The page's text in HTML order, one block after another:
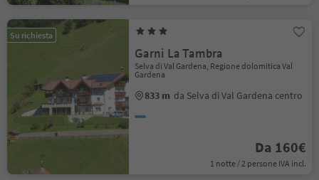
Su richiesta
Garni La Tambra
Selva di Val Gardena, Regione dolomitica Val
Gardena
833 m da Selva di Val Gardena centro
Da 160€
1 notte / 2 persone IVA incl.